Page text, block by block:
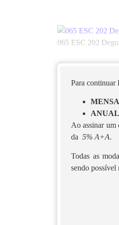
065 ESC 202
Para continuar
ANUAL
Ao assinar um
da 5% A+A.
Todas as
sendo possível